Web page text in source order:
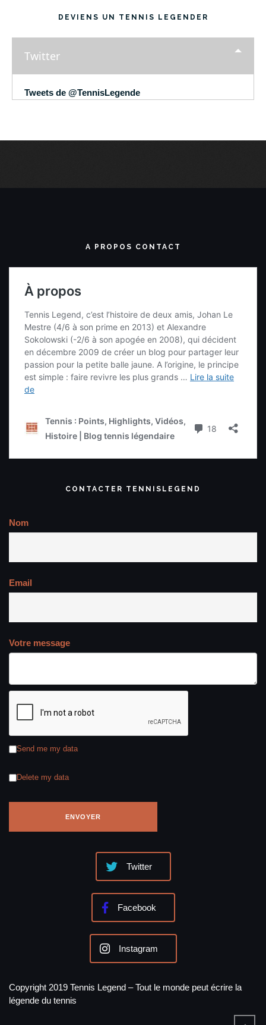
DEVIENS UN TENNIS LEGENDER
Twitter
Tweets de @TennisLegende
A PROPOS CONTACT
CONTACTER TENNISLEGEND
Nom
Email
Votre message
Send me my data
Delete my data
Twitter
Facebook
Instagram
Copyright 2019 Tennis Legend – Tout le monde peut écrire la
légende du tennis